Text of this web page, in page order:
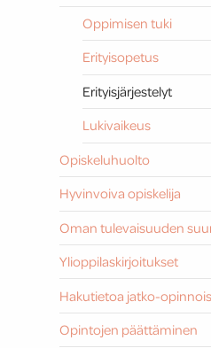
Oppimisen tuki
Erityisopetus
Erityisjärjestelyt
Lukivaikeus
Opiskeluhuolto
Hyvinvoiva opiskelija
Oman tulevaisuuden
Ylioppilaskirjoitukset
Hakutietoa jatko-
Opintojen päättäminen